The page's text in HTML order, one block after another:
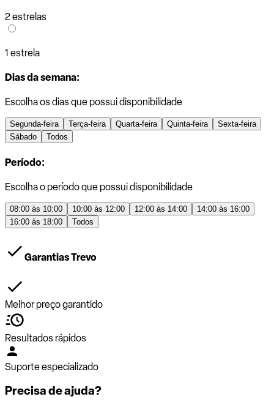
2 estrelas
1 estrela
Dias da semana:
Escolha os dias que possui disponibilidade
Segunda-feira Terça-feira Quarta-feira Quinta-feira
Sexta-feira
Sábado
Todos
Período:
Escolha o período que possui disponibilidade
08:00 às 10:00 10:00 às 12:00 12:00 às 14:00
14:00 às 16:00
16:00 às 18:00
Todos
Garantias Trevo
Melhor preço garantido
Resultados rápidos
Suporte especializado
Precisa de ajuda?